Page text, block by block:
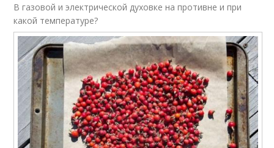
В газовой и электрической духовке на противне и при
какой температуре?